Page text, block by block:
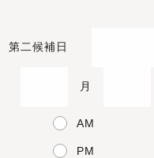
第二候補日
月
AM
PM